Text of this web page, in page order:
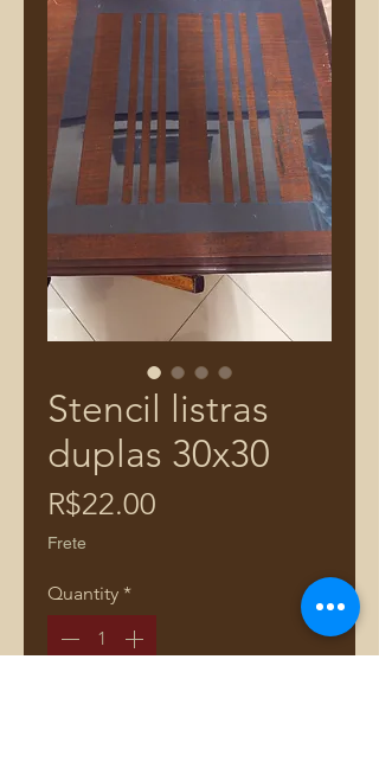
Stencil listras
duplas 30x30
R$22.00
Frete
Quantity *